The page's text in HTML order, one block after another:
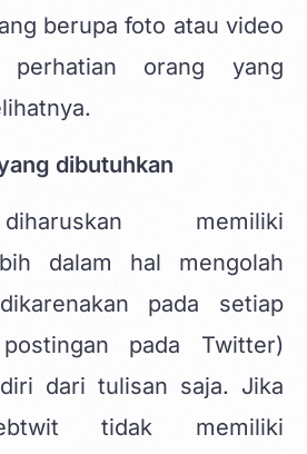
berupa foto atau video
orang yang
dibutuhkan
memiliki
dalam hal mengolah
pada setiap
pada Twitter)
dari tulisan saja. Jika
tidak memiliki